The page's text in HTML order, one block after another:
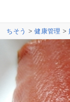
ちそう >健康管理 >